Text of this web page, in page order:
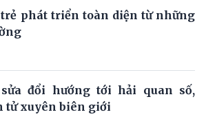
trẻ phát triển toàn diện từ những
đổi hướng tới hải quan số,
tử xuyên biên giới